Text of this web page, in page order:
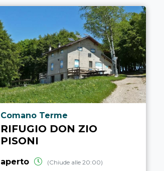
Località punto di interesse
Comano Terme
RIFUGIO DON ZIO
PISONI
aperto (Chiude alle 20:00)